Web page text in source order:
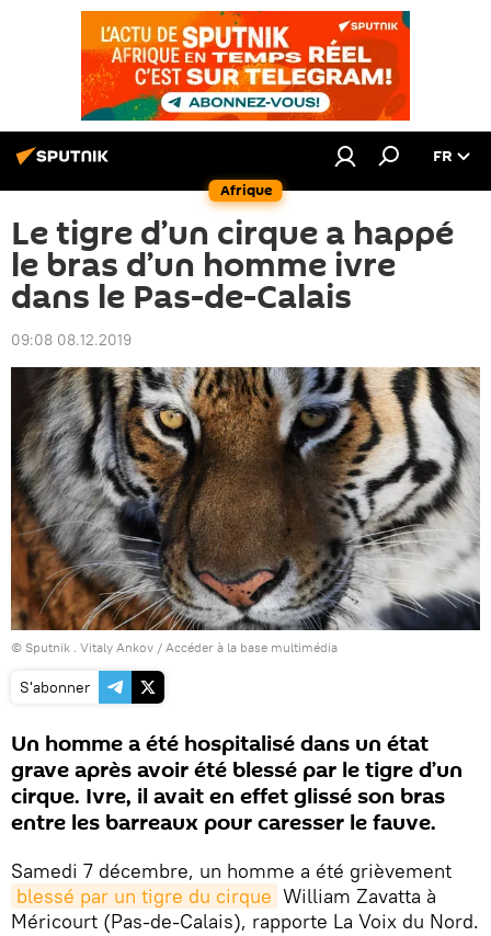
Afrique
FR
Le tigre d’un cirque a happé
le bras d’un homme ivre
dans le Pas-de-Calais
09:08 08.12.2019
© Sputnik . Vitaly Ankov / Accéder à la base multimédia
S'abonner
Un homme a été hospitalisé dans un état
grave après avoir été blessé par le tigre d’un
cirque. Ivre, il avait en effet glissé son bras
entre les barreaux pour caresser le fauve.
Samedi 7 décembre, un homme a été grièvement
blessé par un tigre du cirque William Zavatta à
Méricourt (Pas-de-Calais), rapporte La Voix du Nord.